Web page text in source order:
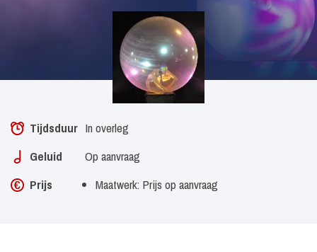
Tijdsduur In overleg
Geluid
Op aanvraag
Prijs
Maatwerk: Prijs op aanvraag